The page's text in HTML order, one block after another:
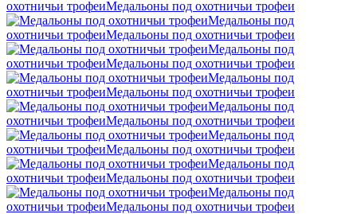
охотничьи трофеиMедальоны под охотничьи трофеи
Mедальоны под
охотничьи трофеиMедальоны под охотничьи трофеи
Mедальоны под
охотничьи трофеиMедальоны под охотничьи трофеи
Mедальоны под
охотничьи трофеиMедальоны под охотничьи трофеи
Mедальоны под
охотничьи трофеиMедальоны под охотничьи трофеи
Mедальоны под
охотничьи трофеиMедальоны под охотничьи трофеи
Mедальоны под
охотничьи трофеиMедальоны под охотничьи трофеи
Mедальоны под
охотничьи трофеиMедальоны под охотничьи трофеи